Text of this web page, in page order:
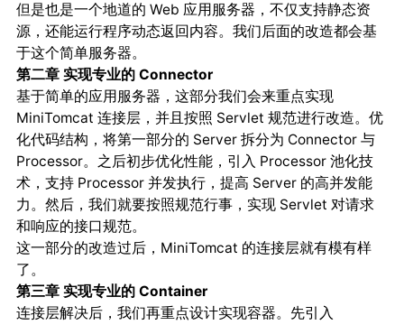
但是也是一个地道的 Web 应用服务器，不仅支持静态资
源，还能运行程序动态返回内容。我们后面的改造都会基
于这个简单服务器。
第二章 实现专业的 Connector
基于简单的应用服务器，这部分我们会来重点实现
MiniTomcat 连接层，并且按照 Servlet 规范进行改造。优
化代码结构，将第一部分的 Server 拆分为 Connector 与
Processor。之后初步优化性能，引入 Processor 池化技
术，支持 Processor 并发执行，提高 Server 的高并发能
力。然后，我们就要按照规范行事，实现 Servlet 对请求
和响应的接口规范。
这一部分的改造过后，MiniTomcat 的连接层就有模有样
了。
第三章 实现专业的 Container
连接层解决后，我们再重点设计实现容器。先引入